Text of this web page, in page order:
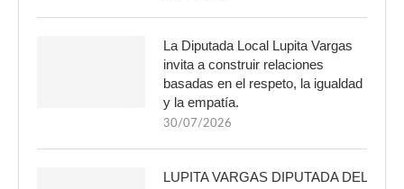
La Diputada Local Lupita Vargas
invita a construir relaciones
basadas en el respeto, la igualdad
y la empatía.
30/07/2026
LUPITA VARGAS DIPUTADA DEL